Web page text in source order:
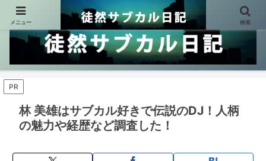
PR
林 美雄はサブカル好きで伝説のDJ！人柄
の魅力や経歴など調査した！
メニュー 検索